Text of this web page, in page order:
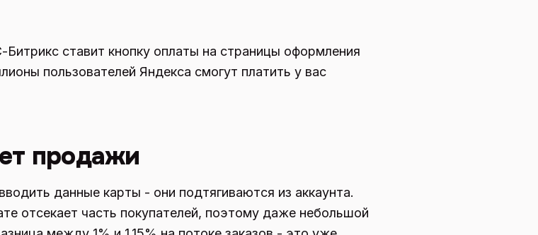
ставит кнопку оплаты на страницы оформления
пользователей Яндекса смогут платить у вас
продажи
данные карты - они подтягиваются из аккаунта.
отсекает часть покупателей, поэтому даже небольшой